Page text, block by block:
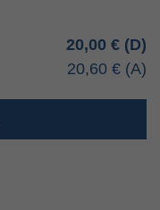
20,00 €
20,60 €